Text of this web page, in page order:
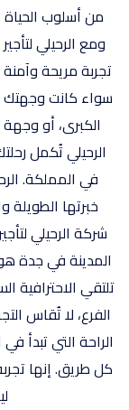
من أسلوب
ومع الرحيلي
تجربة مريحة وآمنة
سواء كانت وجهتك
الكبرى، أو
الرحيلي تُكمل
في المملكة.
خبرتها الطويلة
شركة الرحيلي
المدينة في جدة
تلتقي الاحترافية
الفرع، لا تُقاس
الراحة التي تبدأ
كل طريق. إنها